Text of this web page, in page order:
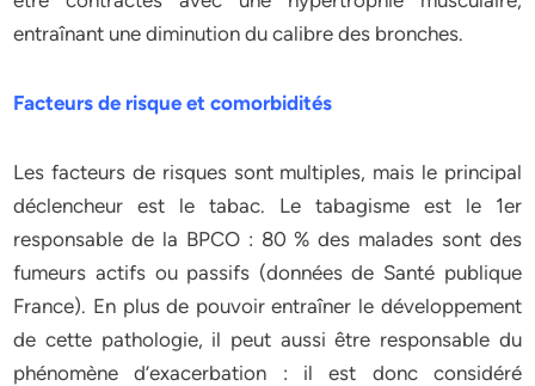
entraînant une diminution du calibre des bronches.
Facteurs de risque et comorbidités
Les facteurs de risques sont multiples, mais le principal
déclencheur est le tabac. Le tabagisme est le 1er
responsable de la BPCO : 80 % des malades sont des
fumeurs actifs ou passifs (données de Santé publique
France). En plus de pouvoir entraîner le développement
de cette pathologie, il peut aussi être responsable du
phénomène d’exacerbation : il est donc considéré